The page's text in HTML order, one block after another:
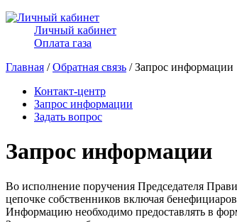
Личный кабинет
Оплата газа
Главная /Обратная связь / Запрос информации
Контакт-центр
Запрос информации
Задать вопрос
Запрос информации
Во исполнение поручения Председателя
цепочке собственников включая
Информацию необходимо предоставлять в